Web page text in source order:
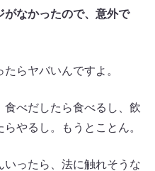
なかったので、意外で
らヤバいんですよ。
べだしたら食べるし、飲
やるし。もうとことん。
ったら、法に触れそうな